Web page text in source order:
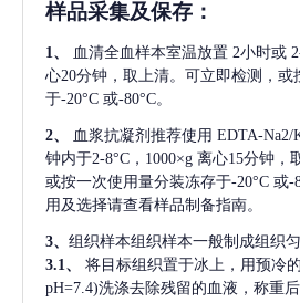
样品采集及保存 ：
1、 血清全血样本室温放置 2小时或
心20分钟，取上清。可立即检测，
于-20°C 或-80°C。
2、 血浆抗凝剂推荐使用 EDTA-Na2/
钟内于2-8°C，1000×g 离心15分钟，
或按一次使用量分装冻存于-20°C 或-
用及选择请查看样品制备指南。
3、 组织样本组织样本一般制成组织
3.1、
将目标组织置于冰上，用预冷的
pH=7.4)洗涤去除残留的血液，称重后